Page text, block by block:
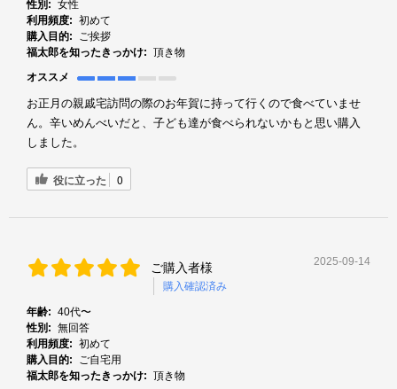
性別: 女性
利用頻度: 初めて
購入目的:
ご挨拶
福太郎を知ったきっかけ: 頂き物
オススメ
お正月の親戚宅訪問の際のお年賀に持って行くので食べていませ
ん。辛いめんべいだと、子ども達が食べられないかもと思い購入
しました。
役に立った 0
ご購入者様
購入確認済み
2025-09-14
年齢: 40代〜
性別: 無回答
利用頻度: 初めて
購入目的:
ご自宅用
福太郎を知ったきっかけ: 頂き物